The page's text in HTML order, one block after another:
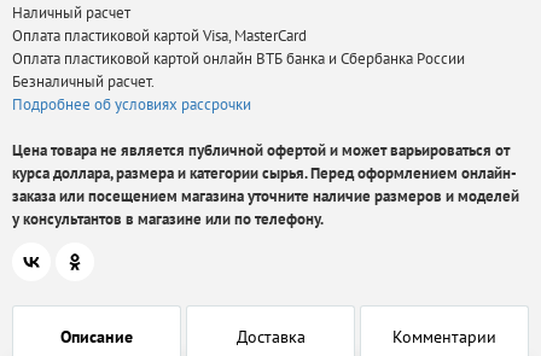
Наличный расчет
Оплата пластиковой картой Visa, MasterCard
Оплата пластиковой картой онлайн ВТБ банка и Сбербанка России
Безналичный расчет.
Подробнее об условиях рассрочки
Цена товара не является публичной офертой и может варьироваться от
курса доллара, размера и категории сырья. Перед оформлением онлайн-
заказа или посещением магазина уточните наличие размеров и моделей
у консультантов в магазине или по телефону.
Описание Доставка Комментарии